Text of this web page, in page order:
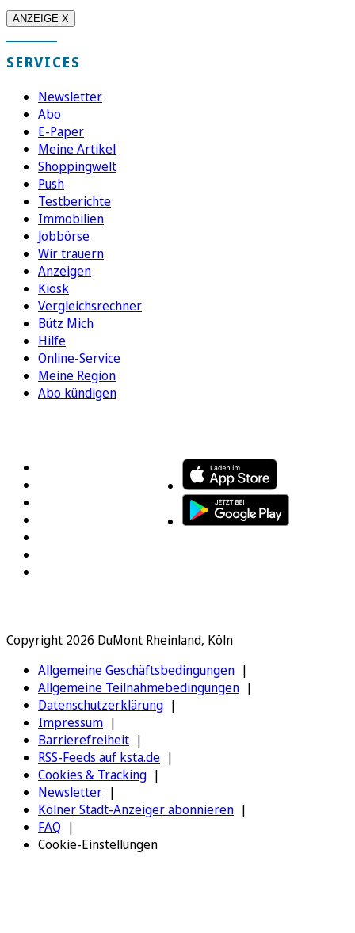
ANZEIGE X
SERVICES
Newsletter
Abo
E-Paper
Meine Artikel
Shoppingwelt
Push
Testberichte
Immobilien
Jobbörse
Wir trauern
Anzeigen
Kiosk
Vergleichsrechner
Bütz Mich
Hilfe
Online-Service
Meine Region
Abo kündigen
Copyright 2026 DuMont Rheinland, Köln
Allgemeine Geschäftsbedingungen
Allgemeine Teilnahmebedingungen
Datenschutzerklärung
Impressum
Barrierefreiheit
RSS-Feeds auf ksta.de
Cookies & Tracking
Newsletter
Kölner Stadt-Anzeiger abonnieren
FAQ
Cookie-Einstellungen